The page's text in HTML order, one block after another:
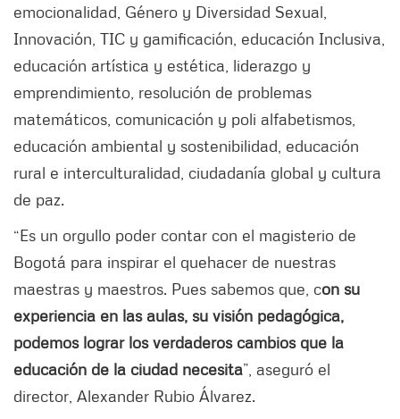
emocionalidad, Género y Diversidad Sexual,
Innovación, TIC y gamificación, educación Inclusiva,
educación artística y estética, liderazgo y
emprendimiento, resolución de problemas
matemáticos, comunicación y poli alfabetismos,
educación ambiental y sostenibilidad, educación
rural e interculturalidad, ciudadanía global y cultura
de paz.
“Es un orgullo poder contar con el magisterio de
Bogotá para inspirar el quehacer de nuestras
maestras y maestros. Pues sabemos que, con su
experiencia en las aulas, su visión pedagógica,
podemos lograr los verdaderos cambios que la
educación de la ciudad necesita”, aseguró el
director, Alexander Rubio Álvarez.